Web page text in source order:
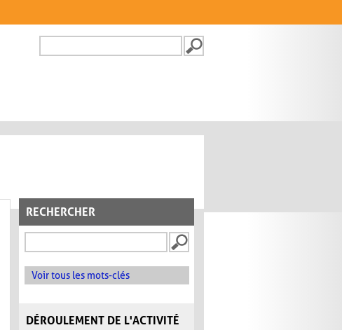
FORMULAIRE DE
RECHERCHER
Voir tous les mots-clés
DÉROULEMENT DE L'ACTIVITÉ